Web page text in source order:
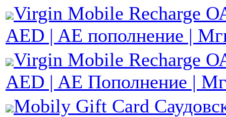
Virgin Mobile Recharge
AED | AE пополнение |
Virgin Mobile Recharge
AED | AE Пополнение |
Mobily Gift Card